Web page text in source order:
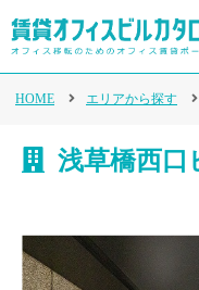
HOME エリアから探す
浅草橋西口